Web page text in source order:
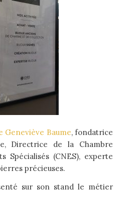
Geneviève Baume, fondatrice
Directrice de la Chambre
Spécialisés (CNES), experte
précieuses.
sur son stand le métier